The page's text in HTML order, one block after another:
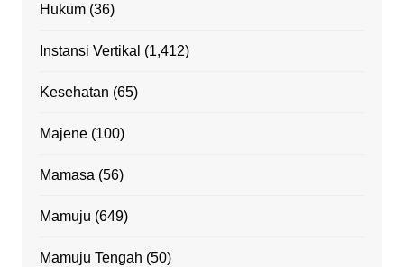
Hukum(36)
Instansi Vertikal (1,412)
Kesehatan (65)
Majene(100)
Mamasa (56)
Mamuju (649)
Mamuju Tengah (50)